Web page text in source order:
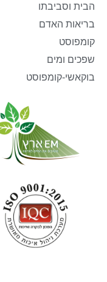
הבית וסביבתו
בריאות האדם
קומפוסט
שפכים ומים
בוקאשי-קומפוסט